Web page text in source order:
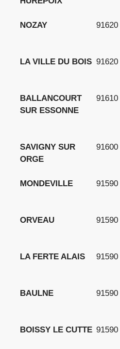
NOZAY
91620
LA VILLE DU BOIS 91620
BALLANCOURT
SUR ESSONNE
91610
SAVIGNY SUR
ORGE
91600
MONDEVILLE
91590
ORVEAU
91590
LA FERTE ALAIS
91590
BAULNE
91590
BOISSY LE CUTTE 91590